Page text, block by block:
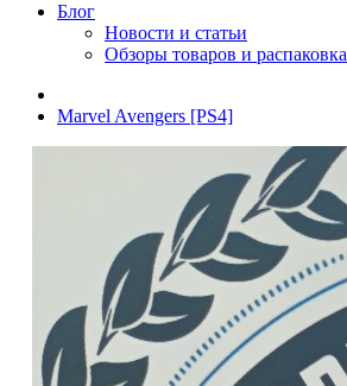
Блог
Новости и статьи
Обзоры товаров и распаковка
Marvel Avengers [PS4]